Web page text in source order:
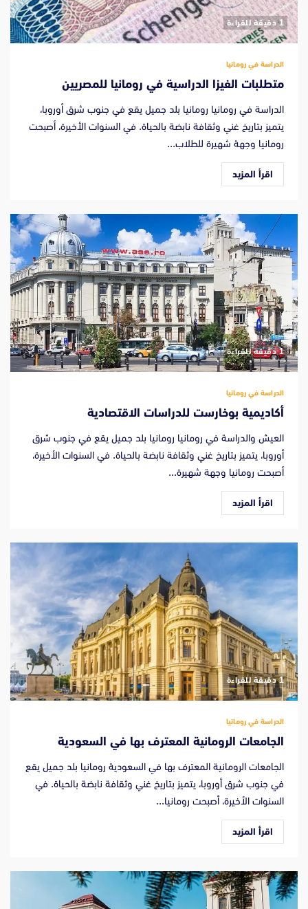
‫1 دقيقة للقراءة
الدراسة في رومانيا
متطلبات الفيزا الدراسية في رومانيا للمصريين
الدراسة في رومانيا رومانيا بلد جميل يقع في جنوب شرق أوروبا،
يتميز بتاريخ غني وثقافة نابضة بالحياة. في السنوات الأخيرة، أصبحت
رومانيا وجهة شهيرة للطلاب...
اقرأ المزيد
‫1 دقيقة للقراءة
الدراسة في رومانيا
أكاديمية بوخارست للدراسات الاقتصادية
العيش والدراسة في رومانيا رومانيا بلد جميل يقع في جنوب شرق
أوروبا، يتميز بتاريخ غني وثقافة نابضة بالحياة. في السنوات الأخيرة،
أصبحت رومانيا وجهة شهيرة...
اقرأ المزيد
‫1 دقيقة للقراءة
الدراسة في رومانيا
الجامعات الرومانية المعترف بها في السعودية
الجامعات الرومانية المعترف بها في السعودية رومانيا بلد جميل يقع
في جنوب شرق أوروبا، يتميز بتاريخ غني وثقافة نابضة بالحياة. في
السنوات الأخيرة، أصبحت رومانيا...
اقرأ المزيد